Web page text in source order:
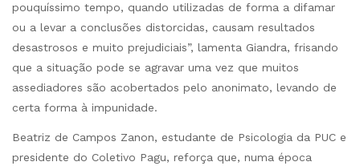
pouquíssimo tempo, quando utilizadas de forma a difamar
ou a levar a conclusões distorcidas, causam resultados
desastrosos e muito prejudiciais”, lamenta Giandra, frisando
que a situação pode se agravar uma vez que muitos
assediadores são acobertados pelo anonimato, levando de
certa forma à impunidade.
Beatriz de Campos Zanon, estudante de Psicologia da PUC e
presidente do Coletivo Pagu, reforça que, numa época